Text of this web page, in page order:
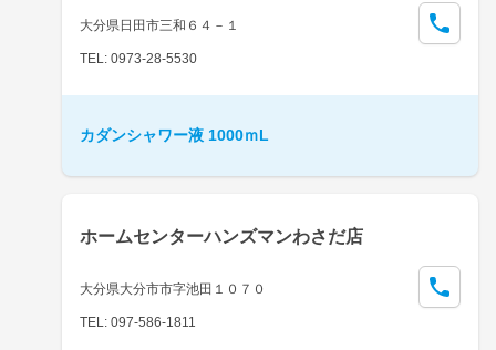
大分県日田市三和６４－１
TEL: 0973-28-5530
カダンシャワー液 1000ｍL
ホームセンターハンズマンわさだ店
大分県大分市市字池田１０７０
TEL: 097-586-1811